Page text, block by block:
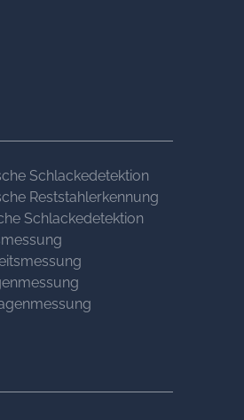
Schlackedetektion
Reststahlerkennung
Schlackedetektion